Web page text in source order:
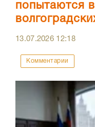
попытаются
13.07.2026 12:18
Комментарии